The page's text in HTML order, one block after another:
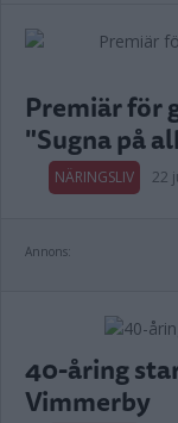
Premiär för
"Sugna på
NÄRINGSLIV 22
Annons:
40-åring
Vimmerby